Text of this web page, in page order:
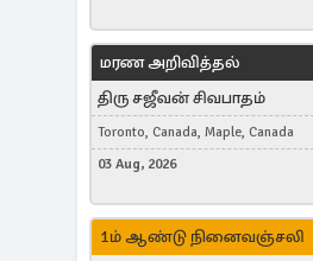
மரண அறிவித்தல்
திரு சஜீவன் சிவபாதம்
Toronto, Canada, Maple, Canada
03 Aug, 2026
1ம் ஆண்டு நினைவஞ்சலி